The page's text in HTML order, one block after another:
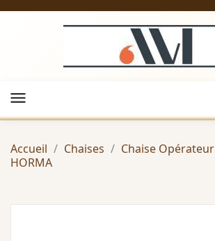
menu
Accueil Chaises Chaise Opérateur
HORMA